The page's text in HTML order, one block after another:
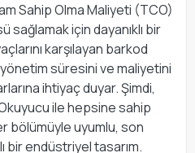
Sahip Olma Maliyeti (TCO)
sağlamak için dayanıklı bir
karşılayan barkod
süresini ve maliyetini
ihtiyaç duyar. Şimdi,
ile hepsine sahip
bölümüyle uyumlu, son
bir endüstriyel tasarım.